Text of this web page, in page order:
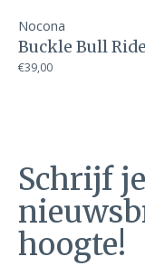
Nocona
Buckle Bull
€39,00
Schrijf
hoogte!